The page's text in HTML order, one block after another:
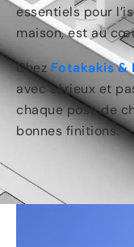
essentiels pour
maison, est au
Chez Fotakakis &
avec sérieux et
chaque pose de
bonnes finitions.